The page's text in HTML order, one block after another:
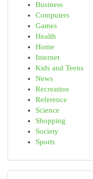
Business
Computers
Games
Health
Home
Internet
Kids and Teens
News
Recreation
Reference
Science
Shopping
Society
Sports